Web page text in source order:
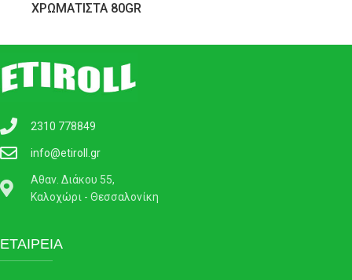
ΧΡΩΜΑΤΙΣΤΆ 80GR
2310 778849
info@etiroll.gr
Αθαν. Διάκου 55,
Καλοχώρι - Θεσσαλονίκη
ΕΤΑΙΡΕΙΑ